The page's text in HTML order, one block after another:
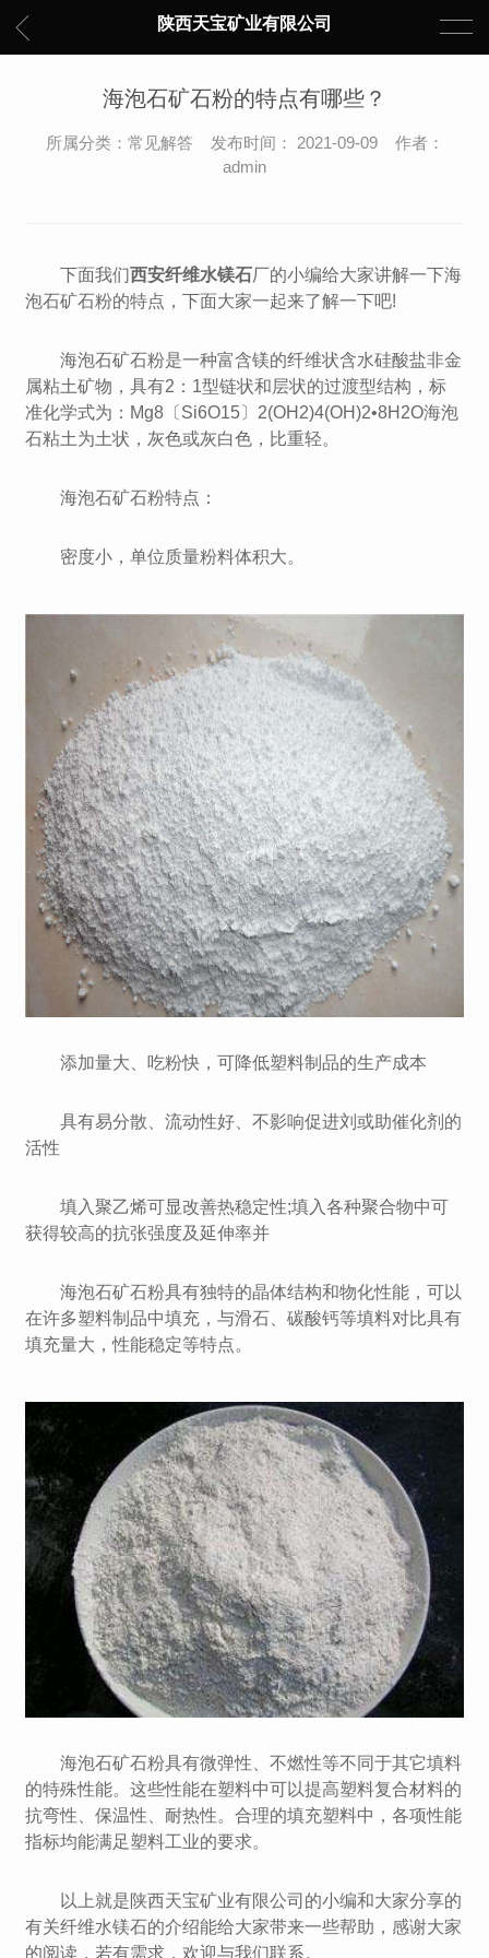
陕西天宝矿业有限公司
海泡石矿石粉的特点有哪些？
所属分类：常见解答 发布时间： 2021-09-09 作者：
admin
下面我们西安纤维水镁石厂的小编给大家讲解一下海
泡石矿石粉的特点，下面大家一起来了解一下吧!
海泡石矿石粉是一种富含镁的纤维状含水硅酸盐非金
属粘土矿物，具有2：1型链状和层状的过渡型结构，标
准化学式为：Mg8〔Si6O15〕2(OH2)4(OH)2•8H2O海泡
石粘土为土状，灰色或灰白色，比重轻。
海泡石矿石粉特点：
密度小，单位质量粉料体积大。
添加量大、吃粉快，可降低塑料制品的生产成本
具有易分散、流动性好、不影响促进刘或助催化剂的
活性
填入聚乙烯可显改善热稳定性;填入各种聚合物中可
获得较高的抗张强度及延伸率并
海泡石矿石粉具有独特的晶体结构和物化性能，可以
在许多塑料制品中填充，与滑石、碳酸钙等填料对比具有
填充量大，性能稳定等特点。
海泡石矿石粉具有微弹性、不燃性等不同于其它填料
的特殊性能。这些性能在塑料中可以提高塑料复合材料的
抗弯性、保温性、耐热性。合理的填充塑料中，各项性能
指标均能满足塑料工业的要求。
以上就是陕西天宝矿业有限公司的小编和大家分享的
有关纤维水镁石的介绍能给大家带来一些帮助，感谢大家
的阅读，若有需求，欢迎与我们联系。